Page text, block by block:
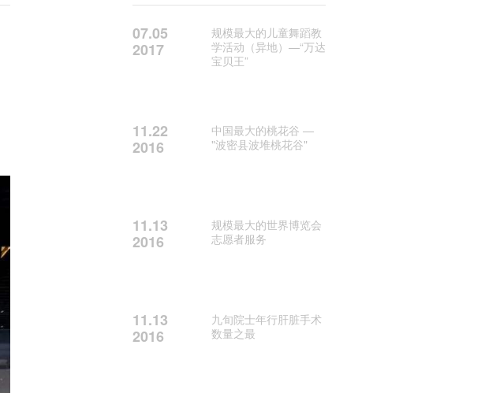
07.05
2017
规模最大的儿童舞蹈教
学活动（异地）—“万达
宝贝王”
11.22
2016
中国最大的桃花谷 —
"波密县波堆桃花谷"
11.13
2016
规模最大的世界博览会
志愿者服务
11.13
2016
九旬院士年行肝脏手术
数量之最